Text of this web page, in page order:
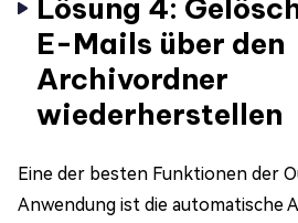
Lösung 4:
E-Mails über den
Archivordner
wiederherstellen
Eine der besten Funktionen der
Anwendung ist die automatische